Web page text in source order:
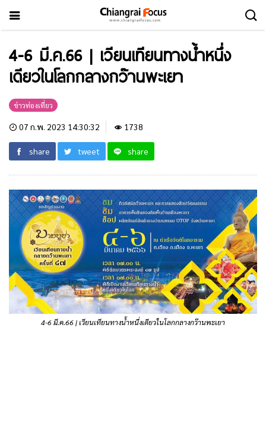
4-6 มี.ค.66 | เวียนเทียนทางน้ำหนึ่ง
เดียวในโลกกลางกว๊านพะเยา
ข่าวท่องเที่ยว
07 ก.พ. 2023 14:30:32 1738
share tweet share
4-6 มี.ค.66 | เวียนเทียนทางน้ำหนึ่งเดียวในโลกกลางกว๊านพะเยา